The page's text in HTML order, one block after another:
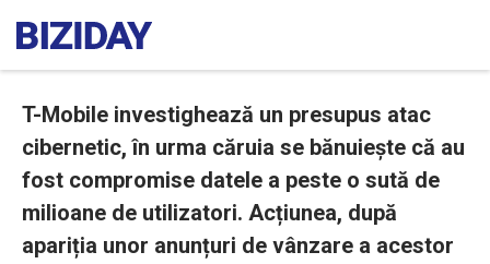
T-Mobile investighează un presupus atac
cibernetic, în urma căruia se bănuiește că au
fost compromise datele a peste o sută de
milioane de utilizatori. Acțiunea, după
apariția unor anunțuri de vânzare a acestor